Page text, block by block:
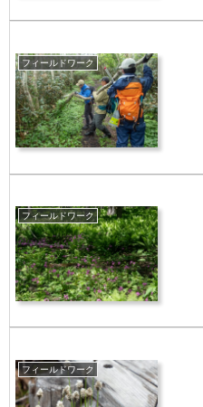
フィールドワーク
フィールドワーク
フィールドワーク